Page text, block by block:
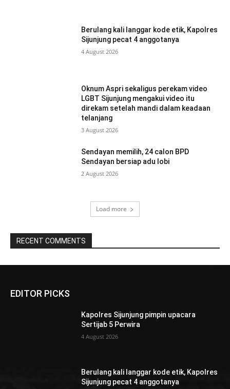
Berulang kali langgar kode etik, Kapolres
Sijunjung pecat 4 anggotanya
4 August 2026
Oknum Aspri sekaligus perekam video
LGBT Sijunjung mengakui video itu
direkam setelah mandi dalam keadaan
telanjang
3 August 2026
Sendayan memilih, 24 calon BPD
Sendayan bersiap adu lobi
2 August 2026
Load more
RECENT COMMENTS
EDITOR PICKS
Kapolres Sijunjung pimpin upacara
Sertijab 5 Perwira
4 August 2026
Berulang kali langgar kode etik, Kapolres
Sijunjung pecat 4 anggotanya